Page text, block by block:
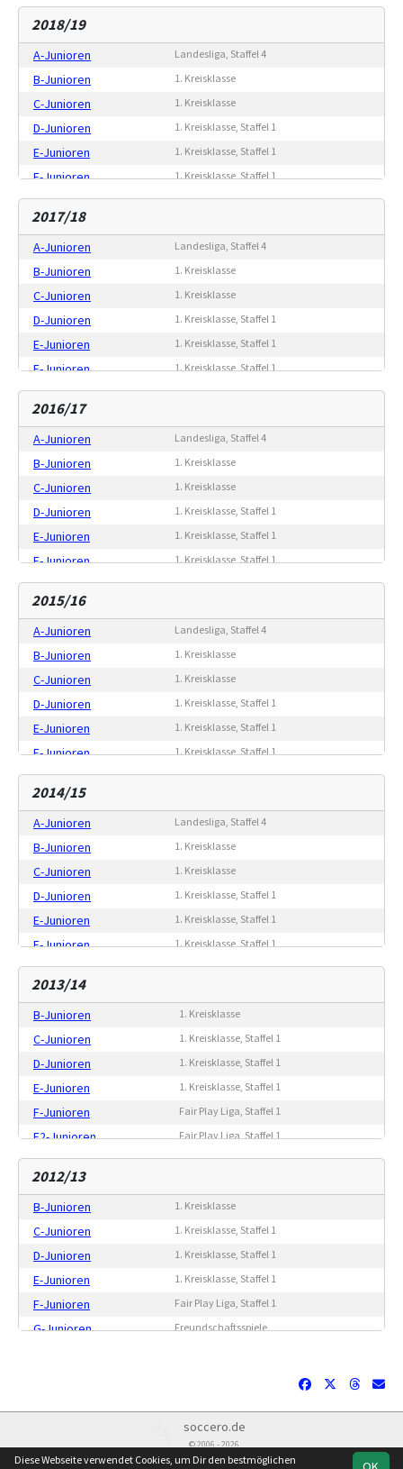
G-Junioren Freundschaftsspiele
2018/19
A-Junioren Landesliga, Staffel 4
B-Junioren 1. Kreisklasse
C-Junioren 1. Kreisklasse
D-Junioren 1. Kreisklasse, Staffel 1
E-Junioren 1. Kreisklasse, Staffel 1
F-Junioren 1. Kreisklasse, Staffel 1
G-Junioren Freundschaftsspiele
2017/18
A-Junioren Landesliga, Staffel 4
B-Junioren 1. Kreisklasse
C-Junioren 1. Kreisklasse
D-Junioren 1. Kreisklasse, Staffel 1
E-Junioren 1. Kreisklasse, Staffel 1
F-Junioren 1. Kreisklasse, Staffel 1
G-Junioren Freundschaftsspiele
2016/17
A-Junioren Landesliga, Staffel 4
B-Junioren 1. Kreisklasse
C-Junioren 1. Kreisklasse
D-Junioren 1. Kreisklasse, Staffel 1
E-Junioren 1. Kreisklasse, Staffel 1
F-Junioren 1. Kreisklasse, Staffel 1
G-Junioren Freundschaftsspiele
2015/16
A-Junioren Landesliga, Staffel 4
B-Junioren 1. Kreisklasse
C-Junioren 1. Kreisklasse
D-Junioren 1. Kreisklasse, Staffel 1
E-Junioren 1. Kreisklasse, Staffel 1
F-Junioren 1. Kreisklasse, Staffel 1
G-Junioren Freundschaftsspiele
2014/15
A-Junioren Landesliga, Staffel 4
B-Junioren 1. Kreisklasse
C-Junioren 1. Kreisklasse
D-Junioren 1. Kreisklasse, Staffel 1
E-Junioren 1. Kreisklasse, Staffel 1
F-Junioren 1. Kreisklasse, Staffel 1
G-Junioren Freundschaftsspiele
2013/14
B-Junioren 1. Kreisklasse
C-Junioren 1. Kreisklasse, Staffel 1
D-Junioren 1. Kreisklasse, Staffel 1
E-Junioren 1. Kreisklasse, Staffel 1
F-Junioren Fair Play Liga, Staffel 1
F2-Junioren Fair Play Liga, Staffel 1
G-Junioren Freundschaftsspiele
2012/13
B-Junioren 1. Kreisklasse
C-Junioren 1. Kreisklasse, Staffel 1
D-Junioren 1. Kreisklasse, Staffel 1
E-Junioren 1. Kreisklasse, Staffel 1
F-Junioren Fair Play Liga, Staffel 1
G-Junioren Freundschaftsspiele
soccero.de
© 2006 - 2026
Diese Webseite verwendet Cookies, um Dir den bestmöglichen